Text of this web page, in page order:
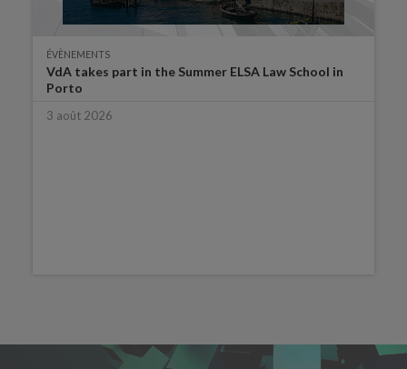
ÉVÈNEMENTS
VdA takes part in the Summer ELSA Law School in
Porto
3 août 2026